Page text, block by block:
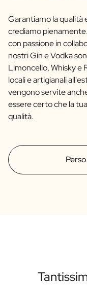
Garantiamo la qualità
crediamo
con passione in
nostri Gin e Vodka
Limoncello, Whisky e
locali e artigianali
vengono servite
essere certo che la
qualità.